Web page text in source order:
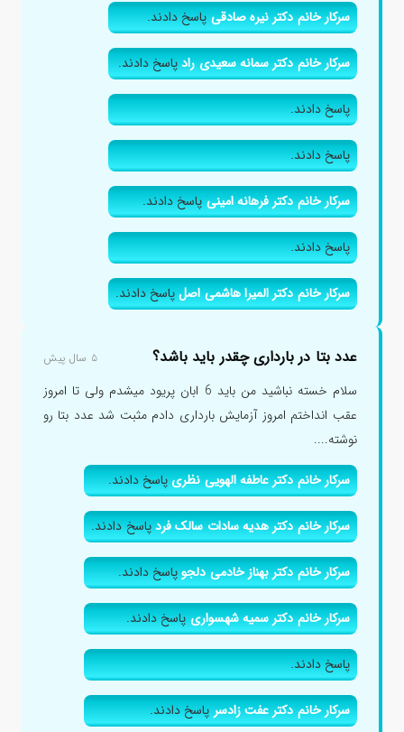
سرکار خانم دکتر نیره صادقیپاسخ دادند.
سرکار خانم دکتر سمانه سعیدی رادپاسخ دادند.
پاسخ دادند.
پاسخ دادند.
سرکار خانم دکتر فرهانه امینیپاسخ دادند.
پاسخ دادند.
سرکار خانم دکتر المیرا هاشمی اصلپاسخ دادند.
عدد بتا در بارداری چقدر باید باشد؟ ۵ سال پیش
سلام خسته نباشید من باید 6 ابان پریود میشدم ولی تا امروز
عقب انداختم امروز آزمایش بارداری دادم مثبت شد عدد بتا رو
نوشته....
سرکار خانم دکتر عاطفه الهویی نظریپاسخ دادند.
سرکار خانم دکتر هدیه سادات سالک فردپاسخ دادند.
سرکار خانم دکتر بهناز خادمی دلجوپاسخ دادند.
سرکار خانم دکتر سمیه شهسواریپاسخ دادند.
پاسخ دادند.
سرکار خانم دکتر عفت زادسرپاسخ دادند.